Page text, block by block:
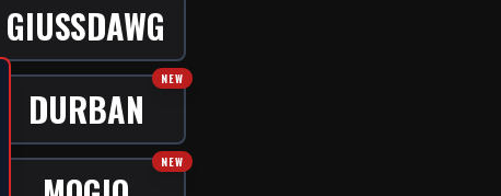
GIUSSDAWG
NEW
DURBAN
NEW